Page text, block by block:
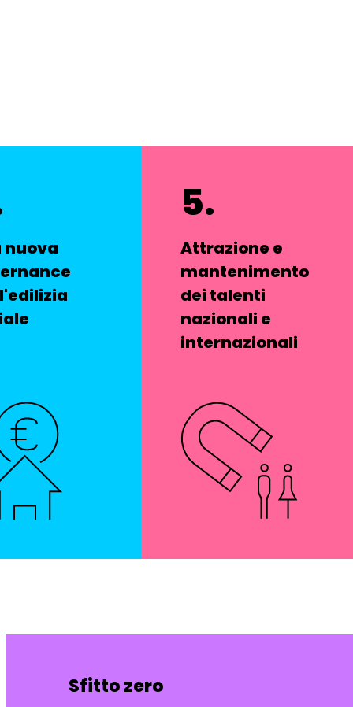
nuova
5.
Attrazione e
mantenimento
dei talenti
nazionali e
internazionali
Sfitto zero